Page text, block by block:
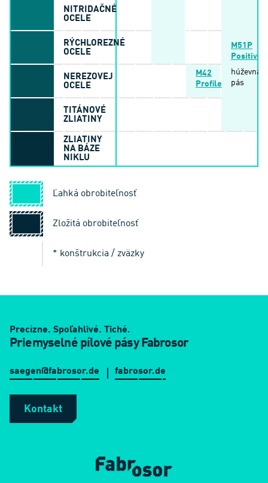
NITRIDAČNÉ
OCELE
M51P
Positive
húževnatý
pás
RÝCHLOREZNÉ
OCELE
NEREZOVEJ
OCELE
M42
Profile
TITÁNOVÉ
ZLIATINY
ZLIATINY
NA BÁZE
NIKLU
Ľahká obrobiteľnosť
Zložitá obrobiteľnosť
* konštrukcia / zväzky
Priemyselné pílové pásy Fabrosor
Precízne. Spoľahlivé. Tiché.
saegen@fabrosor.de fabrosor.de
Kontakt